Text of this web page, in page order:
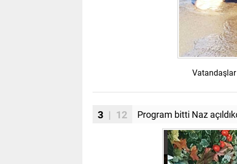
3 | 12 Program bitti Naz